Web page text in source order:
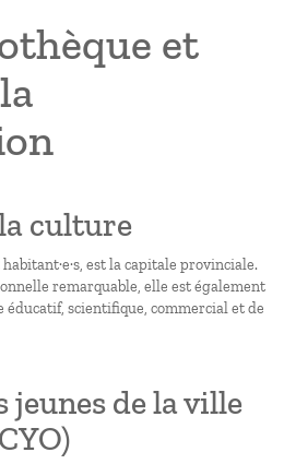
et
la culture
est la capitale provinciale.
remarquable, elle est également
éducatif, scientifique, commercial et de
jeunes de la ville